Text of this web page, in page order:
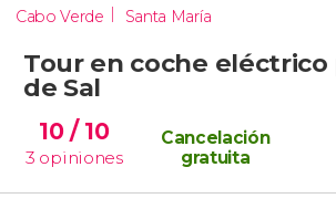
Cabo Verde Santa María
Tour en coche eléctrico
de Sal
10 / 10
3 opiniones
Cancelación
gratuita